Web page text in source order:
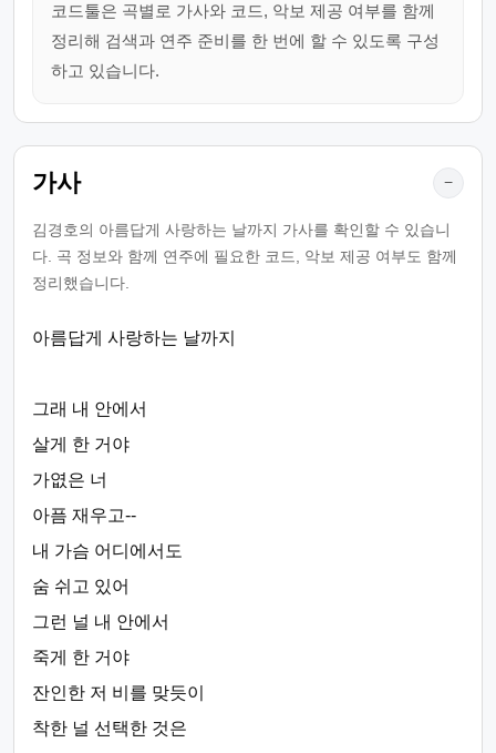
코드툴은 곡별로 가사와 코드, 악보 제공 여부를 함께
정리해 검색과 연주 준비를 한 번에 할 수 있도록 구성
하고 있습니다.
가사 −
김경호의 아름답게 사랑하는 날까지 가사를 확인할 수 있습니
다. 곡 정보와 함께 연주에 필요한 코드, 악보 제공 여부도 함께
정리했습니다.
아름답게 사랑하는 날까지
그래 내 안에서
살게 한 거야
가엾은 너
아픔 재우고--
내 가슴 어디에서도
숨 쉬고 있어
그런 널 내 안에서
죽게 한 거야
잔인한 저 비를 맞듯이
착한 널 선택한 것은